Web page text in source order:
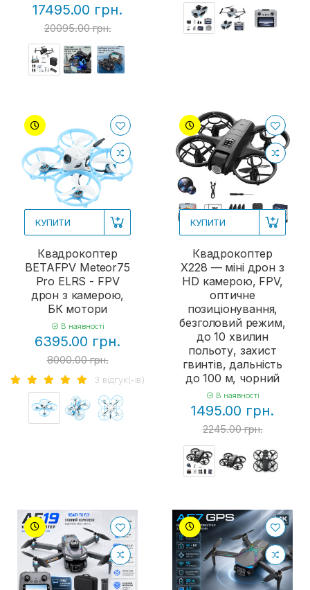
17495.00 грн.
20095.00 грн.
КУПИТИ
Квадрокоптер
BETAFPV Meteor75
Pro ELRS - FPV
дрон з камерою,
БК мотори
В наявності
6395.00 грн.
8000.00 грн.
3 вiдгук(-iв)
КУПИТИ
Квадрокоптер
X228 — міні дрон з
HD камерою, FPV,
оптичне
позиціонування,
безголовий режим,
до 10 хвилин
польоту, захист
гвинтів, дальність
до 100 м, чорний
В наявності
1495.00 грн.
2245.00 грн.